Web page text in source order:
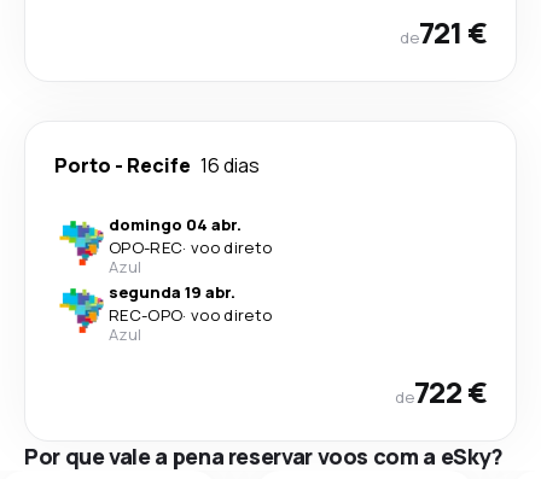
de721 €
Porto - Recife 16 dias
domingo 04 abr.
OPO-REC· voo direto
Azul
segunda 19 abr.
REC-OPO· voo direto
Azul
de722 €
Por que vale a pena reservar voos com a eSky?